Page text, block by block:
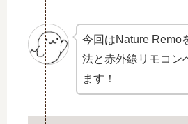
今回はNature Remo
法と赤外線リモコン
ます！